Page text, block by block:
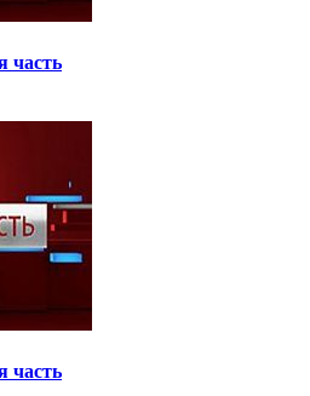
часть
часть